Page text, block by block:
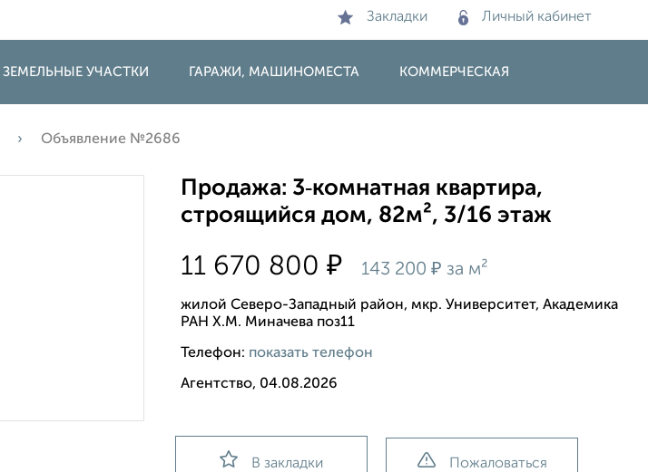
Закладки Личный кабинет
ЗЕМЕЛЬНЫЕ УЧАСТКИ ГАРАЖИ, МАШИНОМЕСТА КОММЕРЧЕСКАЯ
Объявление №2686
Продажа: 3‑комнатная квартира,
строящийся дом, 82м², 3/16 этаж
11 670 800₽ 143 200₽ за м²
жилой Северо-Западный район, мкр. Университет, Академика
РАН Х.М. Миначева поз11
Телефон: показать телефон
Агентство, 04.08.2026
В закладки Пожаловаться